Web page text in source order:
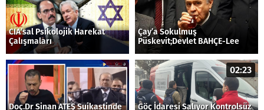
CIA’sal Psikolojik Harekat
Çalışmaları
Çay’a Sokulmuş
Püskevit;Devlet BAHÇE-Lee
Doç.Dr Sinan ATEŞ Suikastinde
02:23
Göç İdaresi Salıyor Kontrolsüz